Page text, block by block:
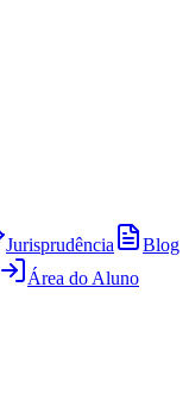
Jurisprudência
Blog
Área do Aluno